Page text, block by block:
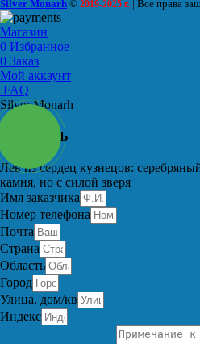
Silver Monarh © 2019-2025 г. | Все права
Магазин
0 Избранное
0 Заказ
Мой аккаунт
FAQ
Silver Monarh
ЗАКАЗАТЬ
Лев из сердец кузнецов:
камня, но с силой зверя
Имя заказчика
Номер телефона
Почта
Страна
Область
Город
Улица, дом/кв
Индекс